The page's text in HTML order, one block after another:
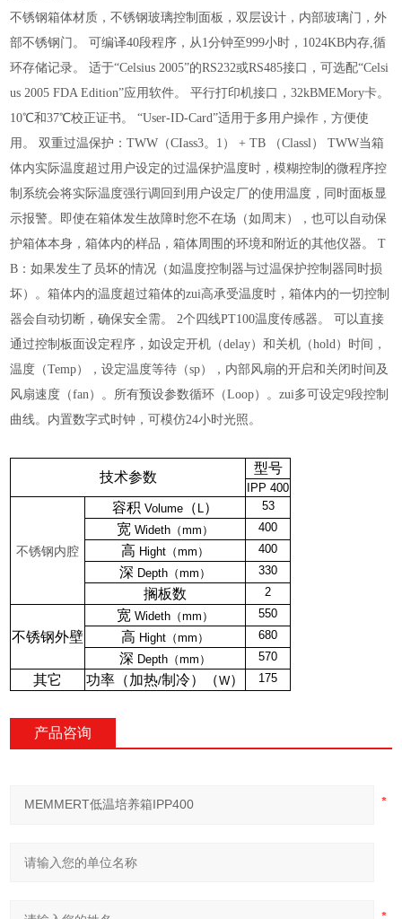
不锈钢箱体材质，不锈钢玻璃控制面板，双层设计，内部玻璃门，外
部不锈钢门。 可编译40段程序，从1分钟至999小时，1024KB内存,循
环存储记录。 适于“Celsius 2005”的RS232或RS485接口，可选配“Celsi
us 2005 FDA Edition”应用软件。 平行打印机接口，32kBMEMory卡。
10℃和37℃校正证书。 “User-ID-Card”适用于多用户操作，方便使
用。 双重过温保护：TWW（CIass3。1） + TB （Classl） TWW当箱
体内实际温度超过用户设定的过温保护温度时，模糊控制的微程序控
制系统会将实际温度强行调回到用户设定厂的使用温度，同时面板显
示报警。即使在箱体发生故障时您不在场（如周末），也可以自动保
护箱体本身，箱体内的样品，箱体周围的环境和附近的其他仪器。 T
B：如果发生了员坏的情况（如温度控制器与过温保护控制器同时损
坏）。箱体内的温度超过箱体的zui高承受温度时，箱体内的一切控制
器会自动切断，确保安全需。 2个四线PT100温度传感器。 可以直接
通过控制板面设定程序，如设定开机（delay）和关机（hold）时间，
温度（Temp），设定温度等待（sp），内部风扇的开启和关闭时间及
风扇速度（fan）。所有预设参数循环（Loop）。zui多可设定9段控制
曲线。内置数字式时钟，可模仿24小时光照。
技术参数
型号
IPP 400
不锈钢内腔
容积 Volume （ L） 53
宽 Wideth（mm） 400
高 Hight（mm） 400
深 Depth（mm） 330
搁板数 2
不锈钢外壁
宽 Wideth（mm） 550
高 Hight（mm） 680
深 Depth（mm） 570
其它 功率 （加热/制冷）（W） 175
产品咨询